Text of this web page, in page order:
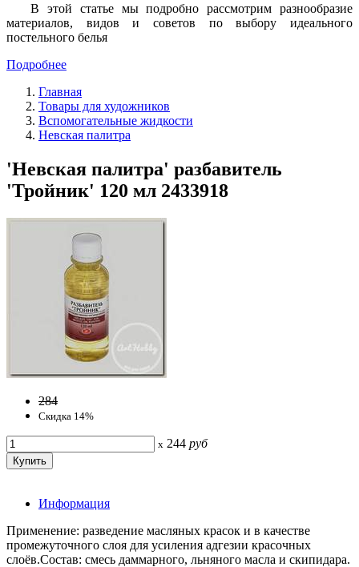
В этой статье мы подробно рассмотрим разнообразие
материалов, видов и советов по выбору идеального
постельного белья
Подробнее
Главная
Товары для художников
Вспомогательные жидкости
Невская палитра
'Невская палитра' разбавитель
'Тройник' 120 мл 2433918
284
Скидка 14%
x 244 руб
Информация
Применение: разведение масляных красок и в качестве
промежуточного слоя для усиления адгезии красочных
слоёв.Состав: смесь даммарного, льняного масла и скипидара.